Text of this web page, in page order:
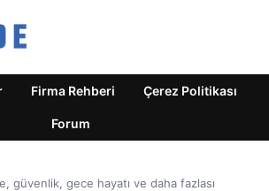
Firma Rehberi Çerez Politikası
Forum
güvenlik, gece hayatı ve daha fazlası